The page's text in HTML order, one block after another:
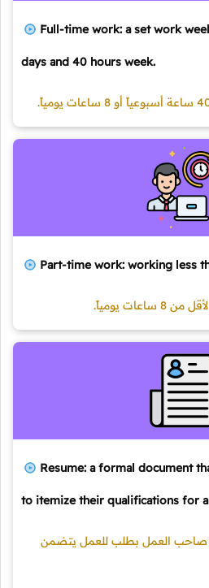
Full-time work: a set work
days and 40 hours week.
Part-time work: working less
يومياً.
Resume: a formal document
to itemize their qualifications for
صاحب العمل بطلب للعمل يتضمن